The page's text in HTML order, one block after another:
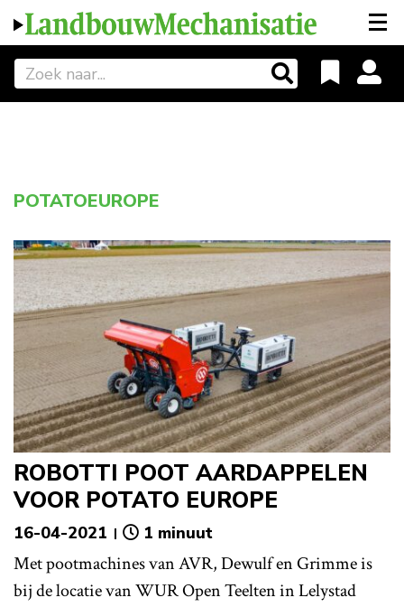
POTATOEUROPE
ROBOTTI POOT AARDAPPELEN
VOOR POTATO EUROPE
16-04-2021 1 minuut
Met pootmachines van AVR, Dewulf en Grimme is
bij de locatie van WUR Open Teelten in Lelystad